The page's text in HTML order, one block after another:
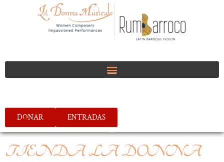
DONAR ENTRADAS
TIENDA LA DONNA